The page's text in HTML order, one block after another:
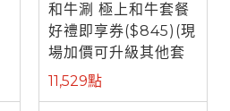
和牛涮 極上和牛套餐
好禮即享券($845)(現
場加價可升級其他套
餐)
11,529點